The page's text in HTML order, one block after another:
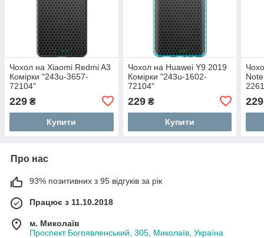
Чохол на Xiaomi Redmi A3
Комірки "243u-3657-
72104"
229 ₴
Купити
Чохол на Huawei Y9 2019
Комірки "243u-1602-
72104"
229₴
Купити
229
Про нас
93% позитивних з 95 відгуків за рік
Працює з 11.10.2018
м. Миколаїв
Проспект Богоявленський, 305, Миколаїв, Україна